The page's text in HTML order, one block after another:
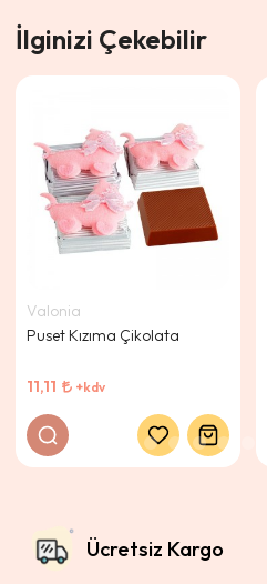
İlginizi Çekebilir
Valonia
Puset Kızıma Çikolata
11,11 +kdv
Ücretsiz Kargo